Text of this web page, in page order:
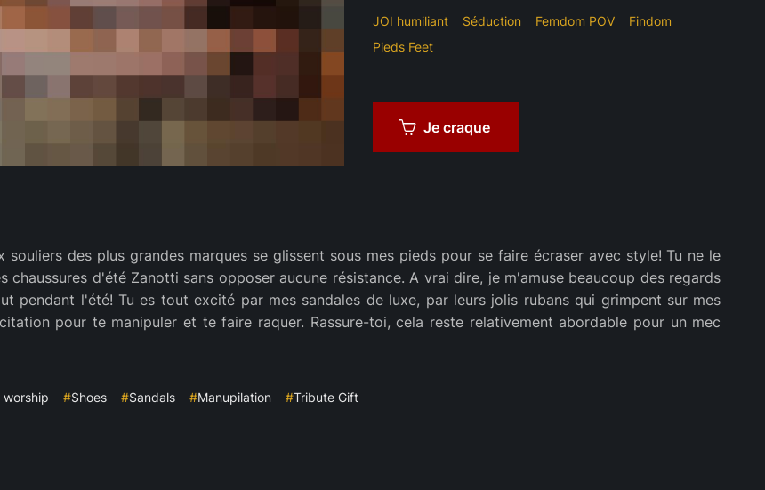
JOI humiliant Séduction Femdom POV
Findom
Pieds Feet
Je craque
souliers des plus grandes marques se glissent sous mes pieds pour se faire écraser avec style! Tu ne le
d'été Zanotti sans opposer aucune résistance. A vrai dire, je m'amuse beaucoup des regards
pendant l'été! Tu es tout excité par mes sandales de luxe, par leurs jolis rubans qui grimpent sur mes
pour te manipuler et te faire raquer. Rassure-toi, cela reste relativement abordable pour un mec
worship #Shoes #Sandals #Manupilation #Tribute Gift